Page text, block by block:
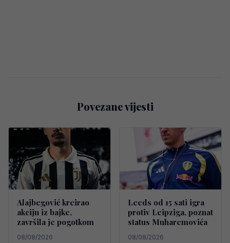
Povezane vijesti
Alajbegović kreirao
akciju iz bajke,
završila je pogotkom
08/08/2026
Leeds od 15 sati igra
protiv Leipziga, poznat
status Muharemovića
08/08/2026